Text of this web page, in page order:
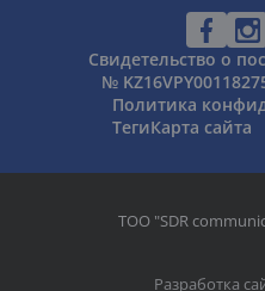
Свидетельство о
№
Политика
ТегиКарта сайта
ТОО "SDR
Разработка